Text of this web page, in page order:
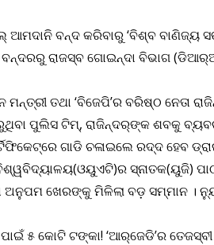
ବନ୍ଦ କରିବାରୁ ‘ବିଶ୍ବ ବାଣିଜ୍ୟ
ବନ୍ଦରରୁ ରାଜସ୍ବ ଗୋଇନ୍ଦା ବିଭାଗ
ତଥା ‘ବିଜେପି’ର ବରିଷ୍ଠ ନେତା
ପୁଲିସ ଟିମ୍‌, ରାଜିନ୍ଦର୍‌ଙ୍କ ଶବକୁ
ଗାଡି ଚଳାଇଲେ ରଦ୍ଦ ହେବ
ସ୍ନାତକ(ୟୁଜି)
ଖେରଙ୍କୁ ମିଳିଲା ବଡ଼ ସମ୍ମାନ ।
୫ କ‌ୋଟି ଟଙ୍କା! ‘ଆର୍‌ଜେଡି’ର